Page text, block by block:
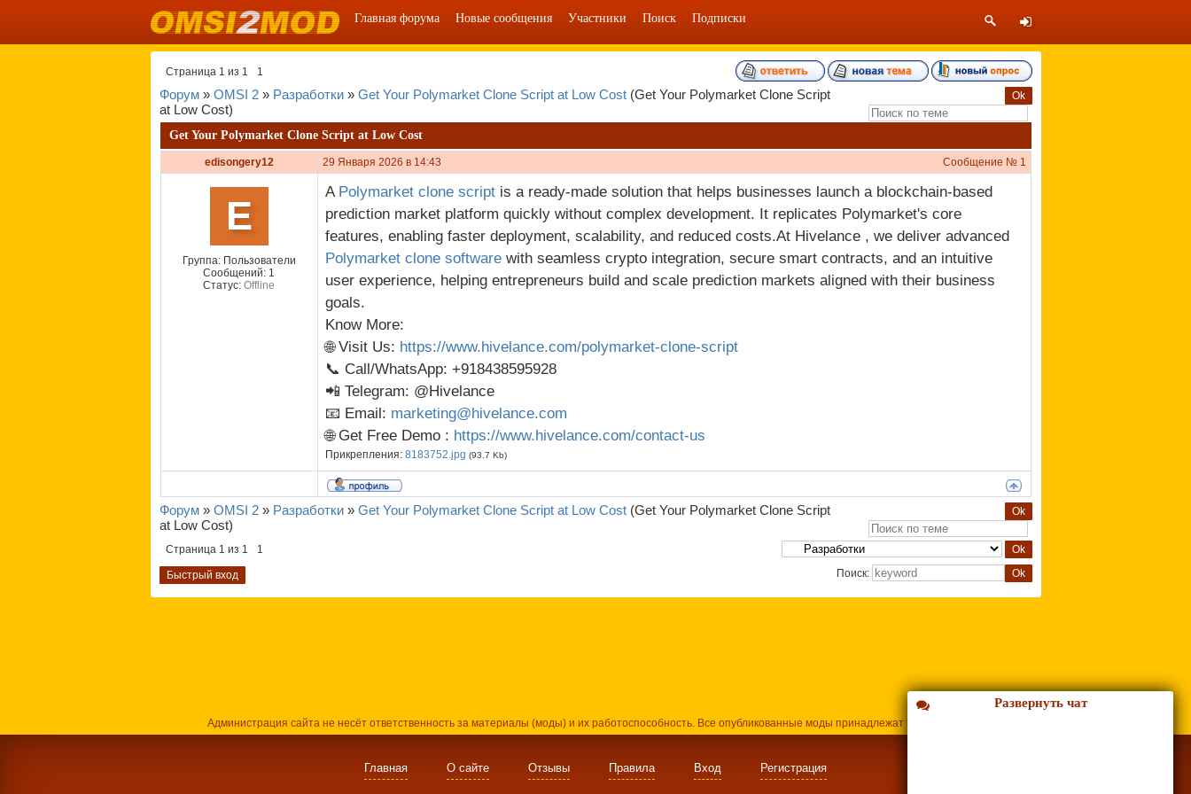
Главная форума Новые сообщения Участники Поиск Подписки
Развернуть чат
Страница 1 из 1 1
Форум » OMSI 2 » Разработки » Get Your Polymarket Clone Script at Low Cost (Get Your Polymarket Clone Script
at Low Cost)
Get Your Polymarket Clone Script at Low Cost
edisongery12 29 Января 2026 в 14:43 Сообщение № 1
E
Группа: Пользователи
Сообщений: 1
Статус: Offline
A Polymarket clone scriptis a ready-made solution that helps businesses launch a blockchain-based
prediction market platform quickly without complex development. It replicates Polymarket's core
features, enabling faster deployment, scalability, and reduced costs.At Hivelance , we deliver advanced
Polymarket clone softwarewith seamless crypto integration, secure smart contracts, and an intuitive
user experience, helping entrepreneurs build and scale prediction markets aligned with their business
goals.
Know More:
🌐 Visit Us: https://www.hivelance.com/polymarket-clone-script
📞 Call/WhatsApp: +918438595928
📲 Telegram: @Hivelance
📧 Email: marketing@hivelance.com
🌐 Get Free Demo : https://www.hivelance.com/contact-us
Прикрепления: 8183752.jpg (93.7 Kb)
Форум » OMSI 2 » Разработки » Get Your Polymarket Clone Script at Low Cost (Get Your Polymarket Clone Script
at Low Cost)
Страница 1 из 1
1
Поиск:
Администрация сайта не несёт ответственность за материалы (моды) и их работоспособность. Все опубликованные моды принадлежат их владельцам.
Главная О сайте Отзывы Правила Вход Регистрация